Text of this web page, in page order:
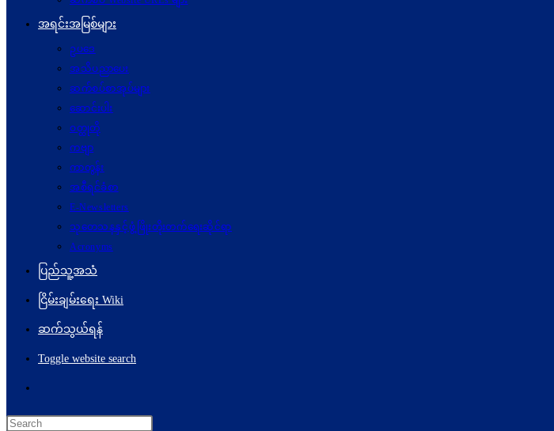
အရင်းအမြစ်များ
ဥပဒေ
အသိပညာပေး
ဆက်စပ်စာအုပ်များ
ဆောင်းပါး
ဝတ္ထုတို
ကဗျာ
ကာတွန်း
အစီရင်ခံစာ
E-Newsletters
သုတေသနနှင့်ဖွံ့ဖြိုးတိုးတက်ရေးဆိုင်ရာ
Acronyms
ပြည်သူ့အသံ
ငြိမ်းချမ်းရေး Wiki
ဆက်သွယ်ရန်
Toggle website search